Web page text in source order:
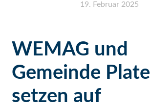
19. Februar 2025
WEMAG und
Gemeinde Plate
setzen auf